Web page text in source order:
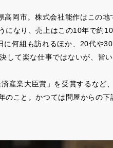
岡市。株式会社能作はこの
になり、売上はこの10年で約
何組も訪れるほか、20代や
して楽な仕事ではないが、
産業大臣賞」を受賞するな
こと。かつては問屋からの